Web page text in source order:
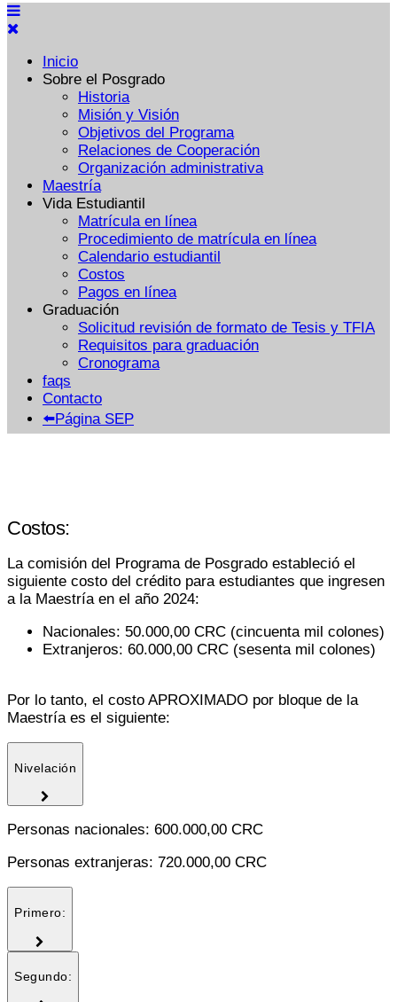
Inicio
Sobre el Posgrado
Historia
Misión y Visión
Objetivos del Programa
Relaciones de Cooperación
Organización administrativa
Maestría
Vida Estudiantil
Matrícula en línea
Procedimiento de matrícula en línea
Calendario estudiantil
Costos
Pagos en línea
Graduación
Solicitud revisión de formato de Tesis y TFIA
Requisitos para graduación
Cronograma
faqs
Contacto
⬅️Página SEP
Costos:
La comisión del Programa de Posgrado estableció el
siguiente costo del crédito para estudiantes que ingresen
a la Maestría en el año 2024:
Nacionales: 50.000,00 CRC (cincuenta mil colones)
Extranjeros: 60.000,00 CRC (sesenta mil colones)
Por lo tanto, el costo APROXIMADO por bloque de la
Maestría es el siguiente:
Nivelación
Personas nacionales: 600.000,00 CRC
Personas extranjeras: 720.000,00 CRC
Primero:
Segundo: